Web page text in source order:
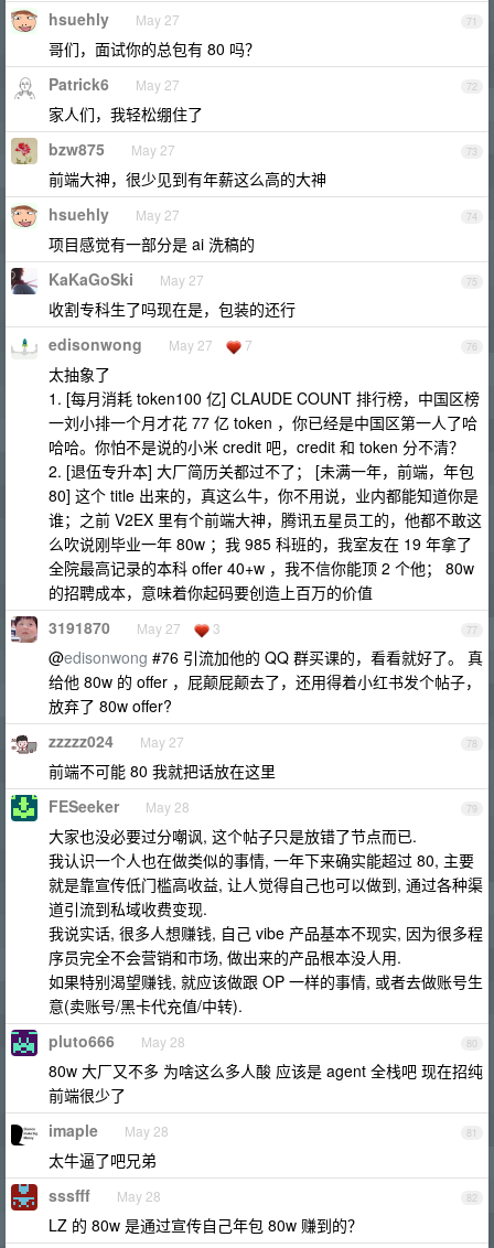
71
hsuehly May 27
哥们，面试你的总包有 80 吗？
72
Patrick6 May 27
家人们，我轻松绷住了
73
bzw875 May 27
前端大神，很少见到有年薪这么高的大神
74
hsuehly May 27
项目感觉有一部分是 ai 洗稿的
75
KaKaGoSki May 27
收割专科生了吗现在是，包装的还行
76
edisonwong May 27 7
太抽象了
1. [每月消耗 token100 亿] CLAUDE COUNT 排行榜，中国区榜
一刘小排一个月才花 77 亿 token ，你已经是中国区第一人了哈
哈哈。你怕不是说的小米 credit 吧，credit 和 token 分不清？
2. [退伍专升本] 大厂简历关都过不了； [未满一年，前端，年包
80] 这个 title 出来的，真这么牛，你不用说，业内都能知道你是
谁；之前 V2EX 里有个前端大神，腾讯五星员工的，他都不敢这
么吹说刚毕业一年 80w ；我 985 科班的，我室友在 19 年拿了
全院最高记录的本科 offer 40+w ，我不信你能顶 2 个他； 80w
的招聘成本，意味着你起码要创造上百万的价值
77
3191870 May 27 3
@edisonwong #76 引流加他的 QQ 群买课的，看看就好了。 真
给他 80w 的 offer ，屁颠屁颠去了，还用得着小红书发个帖子，
放弃了 80w offer?
78
zzzzz024 May 27
前端不可能 80 我就把话放在这里
79
FESeeker May 28
大家也没必要过分嘲讽, 这个帖子只是放错了节点而已.
我认识一个人也在做类似的事情, 一年下来确实能超过 80, 主要
就是靠宣传低门槛高收益, 让人觉得自己也可以做到, 通过各种渠
道引流到私域收费变现.
我说实话, 很多人想赚钱, 自己 vibe 产品基本不现实, 因为很多程
序员完全不会营销和市场, 做出来的产品根本没人用.
如果特别渴望赚钱, 就应该做跟 OP 一样的事情, 或者去做账号生
意(卖账号/黑卡代充值/中转).
80
pluto666 May 28
80w 大厂又不多 为啥这么多人酸 应该是 agent 全栈吧 现在招纯
前端很少了
81
imaple May 28
太牛逼了吧兄弟
82
sssfff May 28
LZ 的 80w 是通过宣传自己年包 80w 赚到的？